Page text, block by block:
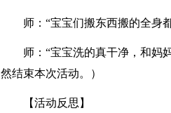
师：“宝宝们搬东西搬的全身
师：“宝宝洗的真干净，和妈
然结束本次活动。）
【活动反思】